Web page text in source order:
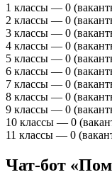
1 классы — 0
2 классы — 0
3 классы — 0
4 классы — 0
5 классы — 0
6 классы — 0
7 классы — 0
8 классы — 0
9 классы — 0
10 классы — 0
11 классы — 0
Чат-бот